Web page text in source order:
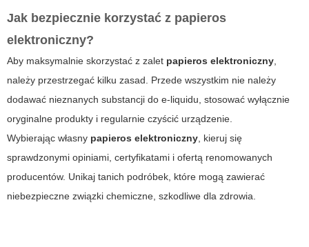
Jak bezpiecznie korzystać z papieros
elektroniczny?
Aby maksymalnie skorzystać z zalet papieros elektroniczny,
należy przestrzegać kilku zasad. Przede wszystkim nie należy
dodawać nieznanych substancji do e-liquidu, stosować wyłącznie
oryginalne produkty i regularnie czyścić urządzenie.
Wybierając własny papieros elektroniczny, kieruj się
sprawdzonymi opiniami, certyfikatami i ofertą renomowanych
producentów. Unikaj tanich podróbek, które mogą zawierać
niebezpieczne związki chemiczne, szkodliwe dla zdrowia.